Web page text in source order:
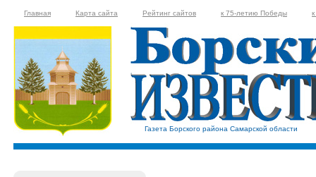
Главная Карта сайта Рейтинг сайтов к 75-летию Победы
Газета Борского района Самарской области